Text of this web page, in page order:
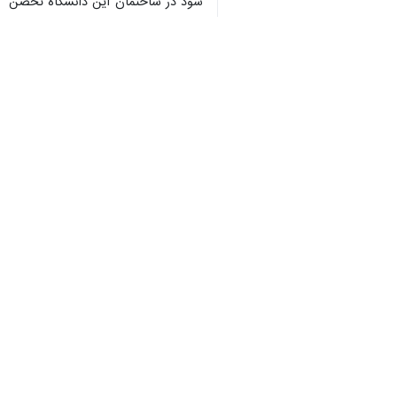
نیویورک تایمزنوشت: معترضان حامی